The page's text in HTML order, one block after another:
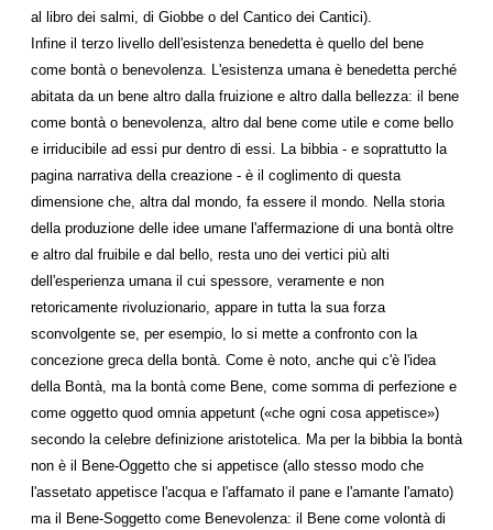
al libro dei salmi, di Giobbe o del Cantico dei Cantici).
Infine il terzo livello dell'esistenza benedetta è quello del bene
come bontà o benevolenza. L'esistenza umana è benedetta perché
abitata da un bene altro dalla fruizione e altro dalla bellezza: il bene
come bontà o benevolenza, altro dal bene come utile e come bello
e irriducibile ad essi pur dentro di essi. La bibbia - e soprattutto la
pagina narrativa della creazione - è il coglimento di questa
dimensione che, altra dal mondo, fa essere il mondo. Nella storia
della produzione delle idee umane l'affermazione di una bontà oltre
e altro dal fruibile e dal bello, resta uno dei vertici più alti
dell'esperienza umana il cui spessore, veramente e non
retoricamente rivoluzionario, appare in tutta la sua forza
sconvolgente se, per esempio, lo si mette a confronto con la
concezione greca della bontà. Come è noto, anche qui c'è l'idea
della Bontà, ma la bontà come Bene, come somma di perfezione e
come oggetto quod omnia appetunt («che ogni cosa appetisce»)
secondo la celebre definizione aristotelica. Ma per la bibbia la bontà
non è il Bene-Oggetto che si appetisce (allo stesso modo che
l'assetato appetisce l'acqua e l'affamato il pane e l'amante l'amato)
ma il Bene-Soggetto come Benevolenza: il Bene come volontà di